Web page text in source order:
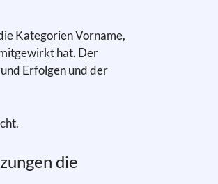
Kategorien Vorname,
hat. Der
Erfolgen und der
die